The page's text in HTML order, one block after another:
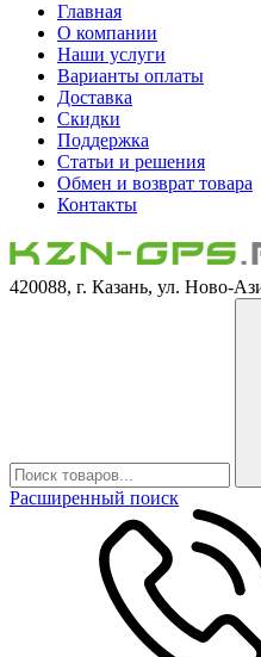
Главная
О компании
Наши услуги
Варианты оплаты
Доставка
Скидки
Поддержка
Статьи и решения
Обмен и возврат товара
Контакты
420088, г. Казань, ул. Ново-
Расширенный поиск